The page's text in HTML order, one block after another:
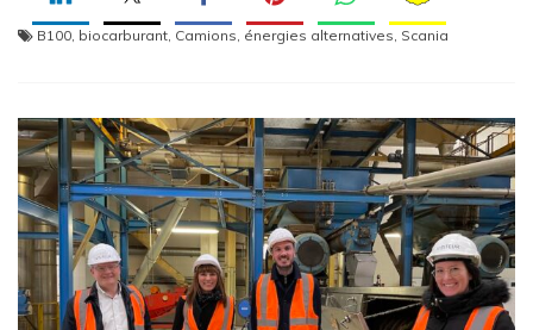
B100 biocarburant Camions énergies alternatives Scania